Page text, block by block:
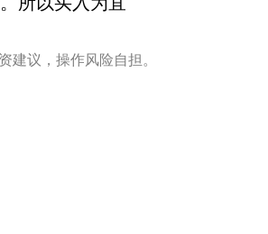
建议，操作风险自担。